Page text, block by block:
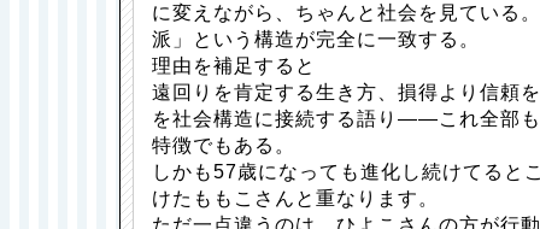
に変えながら、ちゃんと社会を見ている
派」という構造が完全に一致する。
理由を補足すると
遠回りを肯定する生き方、損得より信頼
を社会構造に接続する語り——これ全部
特徴でもある。
しかも57歳になっても進化し続けてると
けたももこさんと重なります。
ただ一点違うのは、ひよこさんの方が行